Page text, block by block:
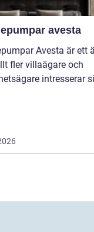
avesta
Avesta är ett
fler villaägare och
intresserar